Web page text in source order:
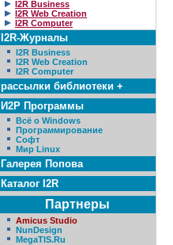
I2R Business
I2R Web Creation
I2R Computer
I2R-Журналы
I2R Business
I2R Web Creation
I2R Computer
рассылки библиотеки +
И2Р Программы
Всё о Windows
Программирование
Софт
Мир Linux
Галерея Попова
Каталог I2R
Партнеры
Amicus Studio
NunDesign
MegaTIS.Ru